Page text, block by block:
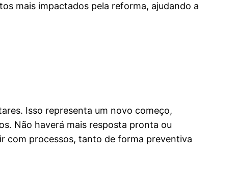
mais impactados pela reforma, ajudando a
Isso representa um novo começo,
Não haverá mais resposta pronta ou
com processos, tanto de forma preventiva